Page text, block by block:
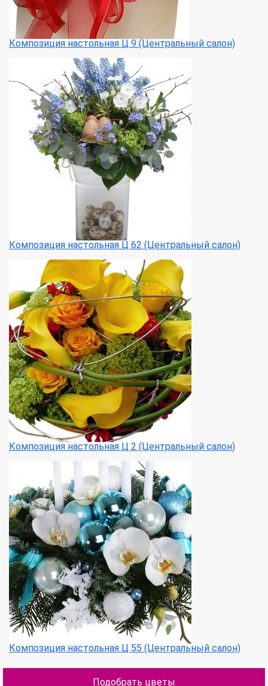
Композиция настольная Ц 9 (Центральный салон)
Композиция настольная Ц 62 (Центральный салон)
Композиция настольная Ц 2 (Центральный салон)
Композиция настольная Ц 55 (Центральный салон)
Подобрать цветы